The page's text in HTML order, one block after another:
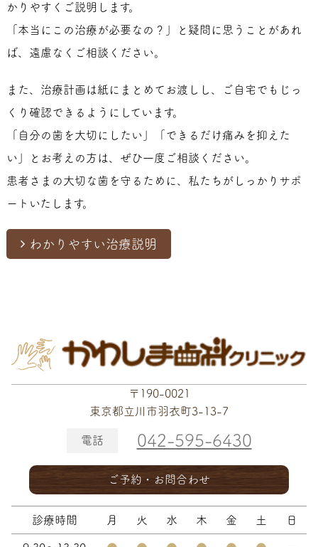
かりやすくご説明します。
「本当にこの治療が必要なの？」と疑問に思うことがあれ
ば、遠慮なくご相談ください。
また、治療計画は紙にまとめてお渡しし、ご自宅でもじっ
くり確認できるようにしています。
「自分の歯を大切にしたい」「できるだけ痛みを抑えた
い」とお考えの方は、ぜひ一度ご相談ください。
患者さまの大切な歯を守るために、私たちがしっかりサポ
ートいたします。
わかりやすい治療説明
〒190-0021
東京都立川市羽衣町3-13-7
電話 042-595-6430
ご予約・お問合わせ
診療時間 月 火 水 木 金 土 日